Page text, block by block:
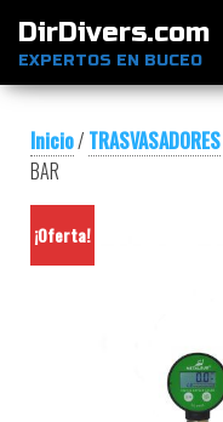
DirDivers.com
EXPERTOS EN BUCEO
Inicio/ TRASVASADORES
BAR
¡Oferta!